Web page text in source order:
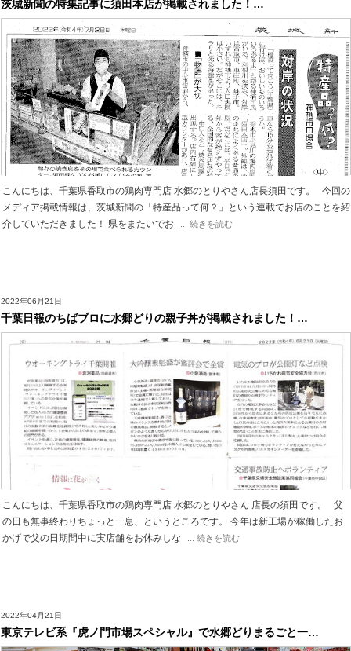
茨城新聞の特集記事に須田本店が掲載されました！…
こんにちは、千葉県香取市の鶏肉専門店 水郷のとりやさん店長須田です。 今回の
メディア掲載情報は、茨城新聞の「特産品って何？」という連載でお店のことを紹
介していただきました！ 県をまたいでお
... 続きを読む
2022年06月21日
千葉日報のちばブロに水郷どりの親子丼が掲載されました！…
こんにちは、千葉県香取市の鶏肉専門店 水郷のとりやさん 店長の須田です。 父
の日も無事終わりちょっと一息、というところです。 今年は新工場が稼働したお
かげで父の日期間中に実店舗をお休みしな
... 続きを読む
2022年04月21日
東京テレビ系『虎ノ門市場スペシャル』で水郷どりまるごと一…